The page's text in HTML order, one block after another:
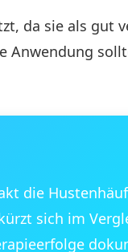
da sie als gut
Anwendung
die
sich im